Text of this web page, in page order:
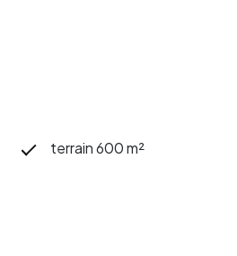
terrain 600 m²